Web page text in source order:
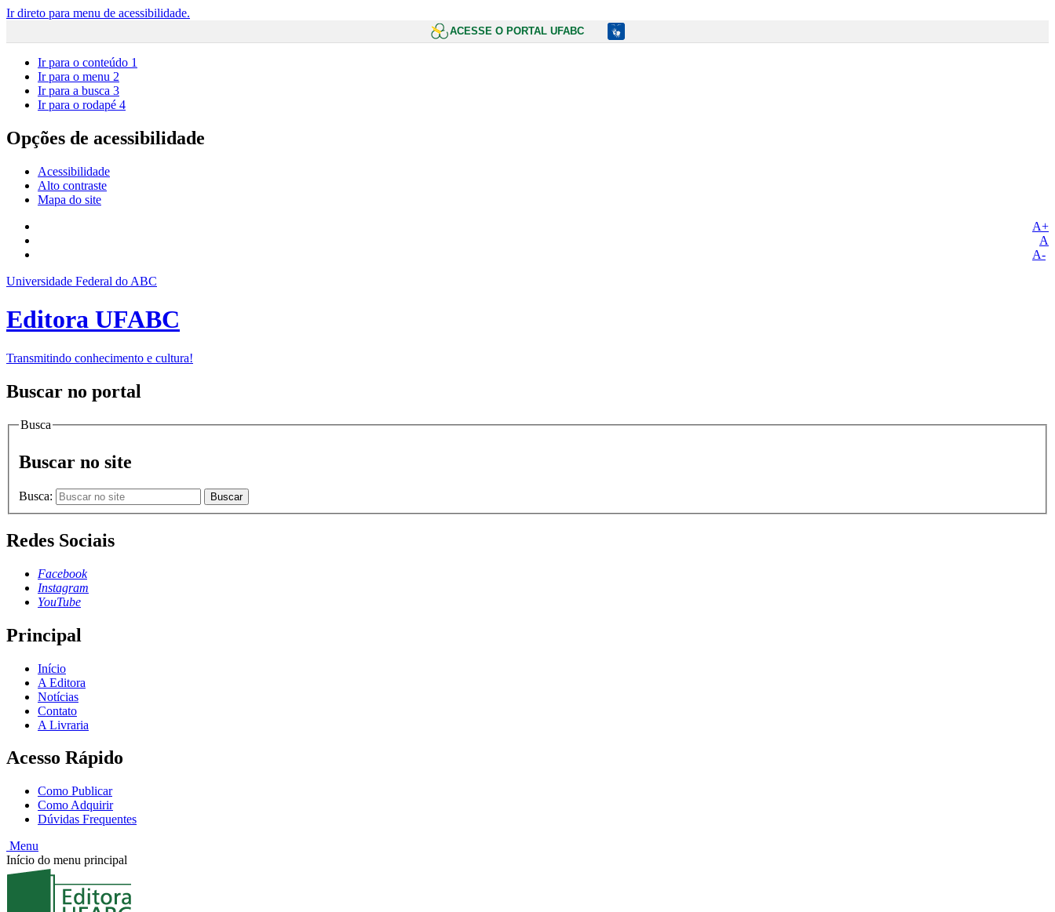
Ir direto para menu de acessibilidade.
ACESSE O PORTAL UFABC
Ir para o conteúdo 1
Ir para o menu 2
Ir para a busca 3
Ir para o rodapé 4
Opções de acessibilidade
Acessibilidade
Alto contraste
Mapa do site
A+
A
A-
Universidade Federal do ABC
Editora UFABC
Transmitindo conhecimento e cultura!
Buscar no portal
Busca
Buscar no site
Busca: Buscar
Redes Sociais
Facebook
Instagram
YouTube
Principal
Início
A Editora
Notícias
Contato
A Livraria
Acesso Rápido
Como Publicar
Como Adquirir
Dúvidas Frequentes
Menu
Início do menu principal